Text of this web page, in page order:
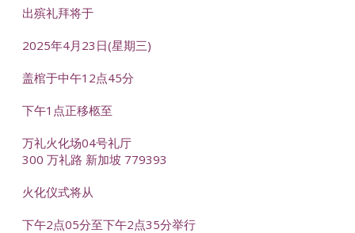
出殡礼拜将于
2025年4月23日(星期三)
盖棺于中午12点45分
下午1点正移柩至
万礼火化场04号礼厅
300 万礼路 新加坡 779393
火化仪式将从
下午2点05分至下午2点35分举行